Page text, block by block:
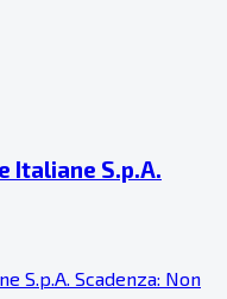
Italiane S.p.A.
S.p.A. Scadenza: Non